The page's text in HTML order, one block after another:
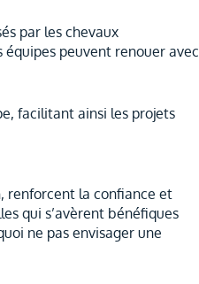
par les chevaux
peuvent renouer avec
facilitant ainsi les projets
renforcent la confiance et
qui s’avèrent bénéfiques
ne pas envisager une